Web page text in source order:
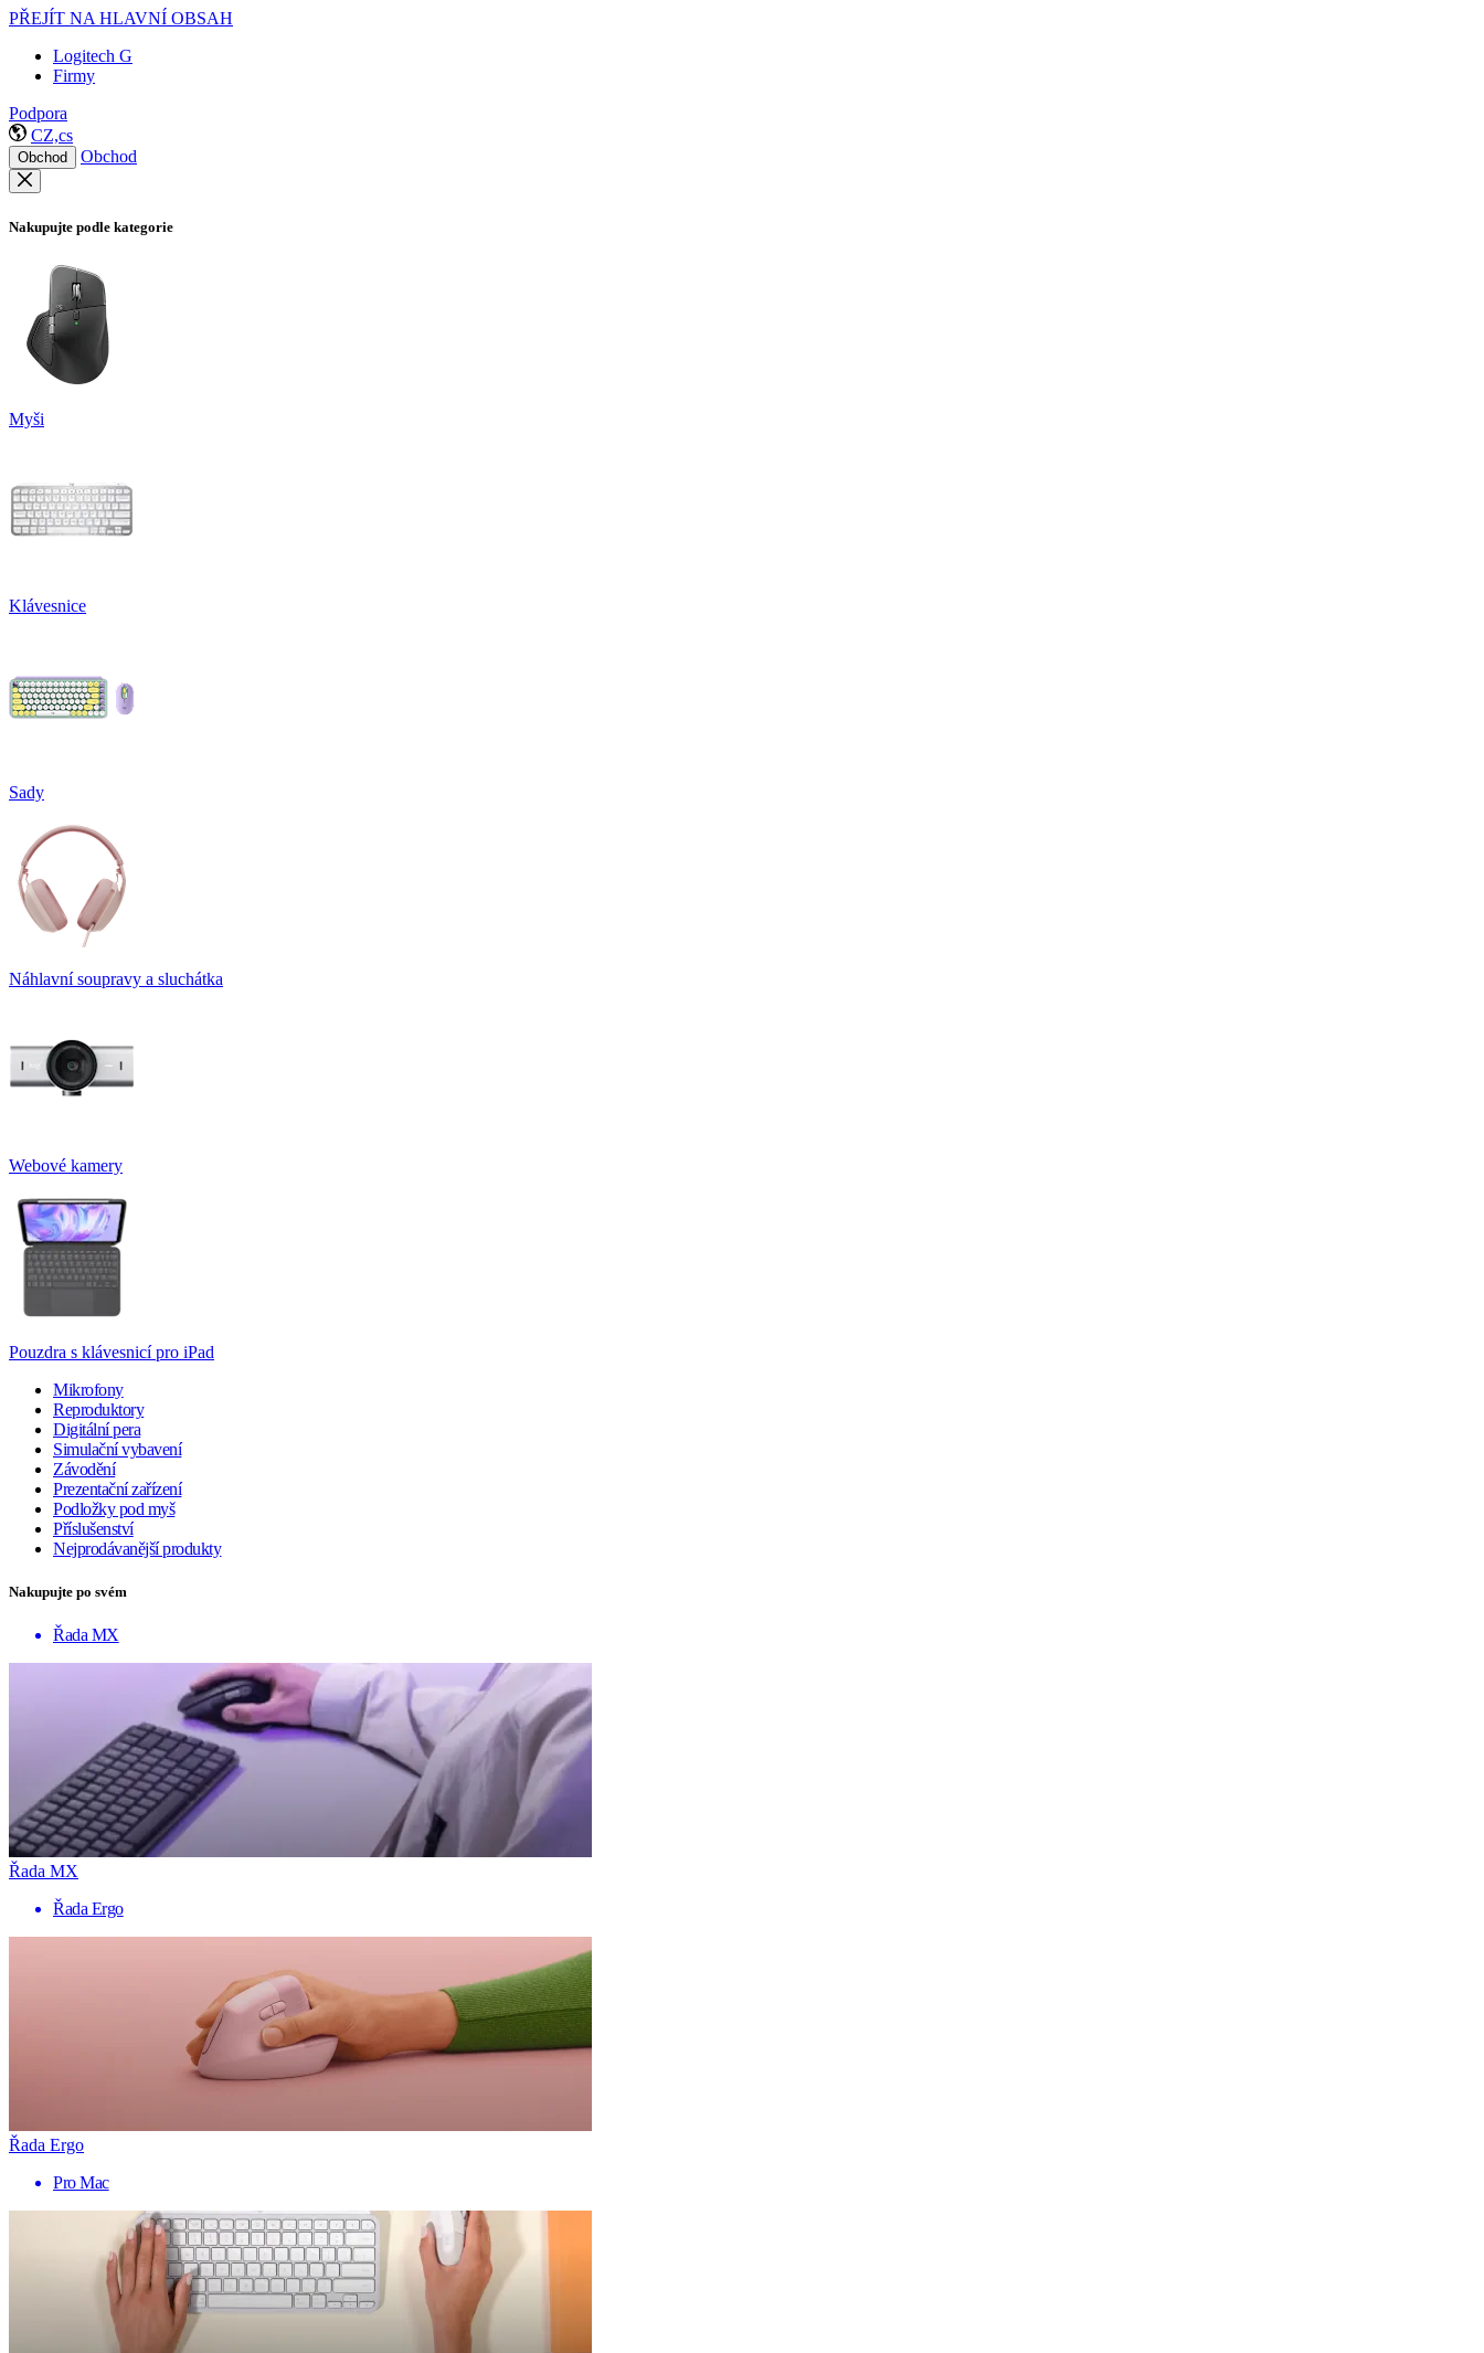
PŘEJÍT NA HLAVNÍ OBSAH
Logitech G
Firmy
Podpora
CZ,cs
Obchod Obchod
Nakupujte podle kategorie
Myši
Klávesnice
Sady
Náhlavní soupravy a sluchátka
Webové kamery
Pouzdra s klávesnicí pro iPad
Mikrofony
Reproduktory
Digitální pera
Simulační vybavení
Závodění
Prezentační zařízení
Podložky pod myš
Příslušenství
Nejprodávanější produkty
Nakupujte po svém
Řada MX
Řada MX
Řada Ergo
Řada Ergo
Pro Mac